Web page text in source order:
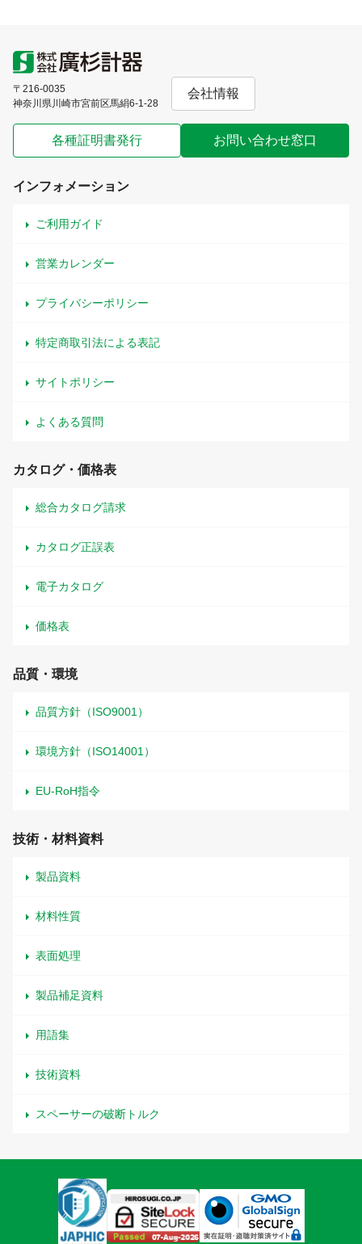
〒216-0035
神奈川県川崎市宮前区馬絹6-1-28
会社情報
各種証明書発行 お問い合わせ窓口
インフォメーション
ご利用ガイド
営業カレンダー
プライバシーポリシー
特定商取引法による表記
サイトポリシー
よくある質問
カタログ・価格表
総合カタログ請求
カタログ正誤表
電子カタログ
価格表
品質・環境
品質方針（ISO9001）
環境方針（ISO14001）
EU-RoH指令
技術・材料資料
製品資料
材料性質
表面処理
製品補足資料
用語集
技術資料
スペーサーの破断トルク